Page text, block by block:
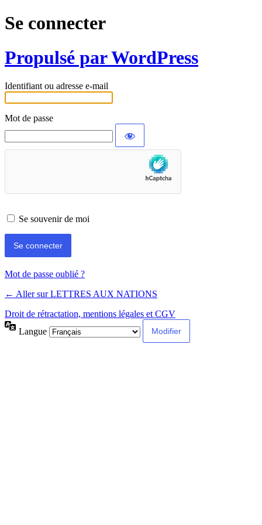
Se connecter
Propulsé par WordPress
Identifiant ou adresse e-mail
Mot de passe
Se souvenir de moi
Alternative:
Mot de passe oublié ?
← Aller sur LETTRES AUX NATIONS
Droit de rétractation, mentions légales et CGV
Langue